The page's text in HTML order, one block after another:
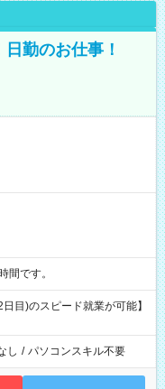
勤のお仕事！
7時間です。
目)のスピード就業が可能】
し / パソコンスキル不要